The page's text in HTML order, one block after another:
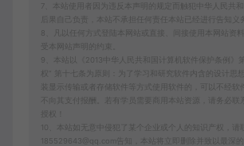
7、本站使用者因为违反本声明的规定而触犯中华人民共和
后果自己负责，本站不承担任何责任本站已经进行告知义
8、凡以任何方式登陆本网站或直接、间接使用本网站资料
受本网站声明的约束。
9、本站以《2013中华人民共和国计算机软件保护条例》
权” 第十七条为原则：为了学习和研究软件内含的设计思
装显示传输或者存储软件等方式使用软件的，可以不经软
不向其支付报酬。若有学员需要商用本站资源，请务必联
10、本站如无意中侵犯了某个企业或个人的知识产权，请
185529643@qq.com告知，本站将立即删除并致以最深的